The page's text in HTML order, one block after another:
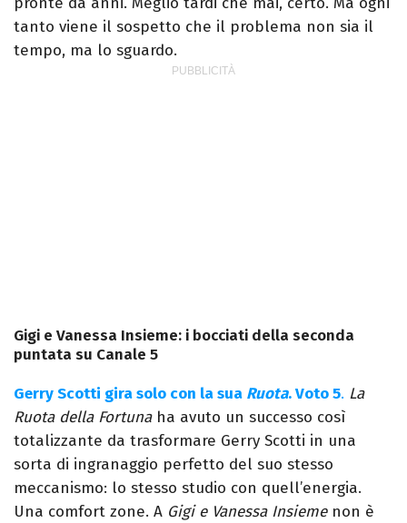
tanto viene il sospetto che il problema non sia il
tempo, ma lo sguardo.
Gigi e Vanessa Insieme: i bocciati della seconda
puntata su Canale 5
Gerry Scotti gira solo con la sua Ruota. Voto 5. La
Ruota della Fortunaha avuto un successo così
totalizzante da trasformare Gerry Scotti in una
sorta di ingranaggio perfetto del suo stesso
meccanismo: lo stesso studio con quell’energia.
Una comfort zone. A Gigi e Vanessa Insiemenon è